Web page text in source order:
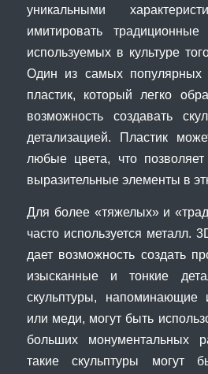
уникальными
имитировать
используемых в культуре
Один из самых
пластик, который легко
возможность создавать
детализацией. Пластик
любые цвета, что
выразительные элементы в
Для более «тяжелых» и
часто используется металл.
дает возможность создать
изысканные и тонкие
скульптуры, напоминающие
или меди, могут быть
больших монументальных
такие скульптуры могут